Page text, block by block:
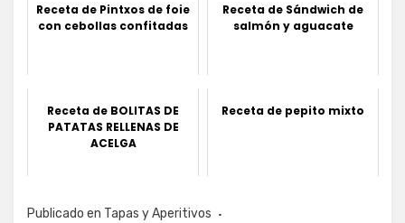
Receta de Pintxos de foie
con cebollas confitadas
Receta de Sándwich de
salmón y aguacate
Receta de BOLITAS DE
PATATAS RELLENAS DE
ACELGA
Receta de pepito mixto
Publicado en Tapas y Aperitivos